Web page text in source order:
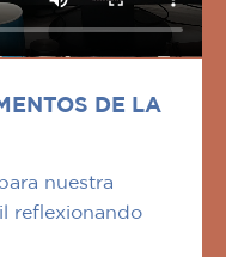
DE LA
nuestra
reflexionando